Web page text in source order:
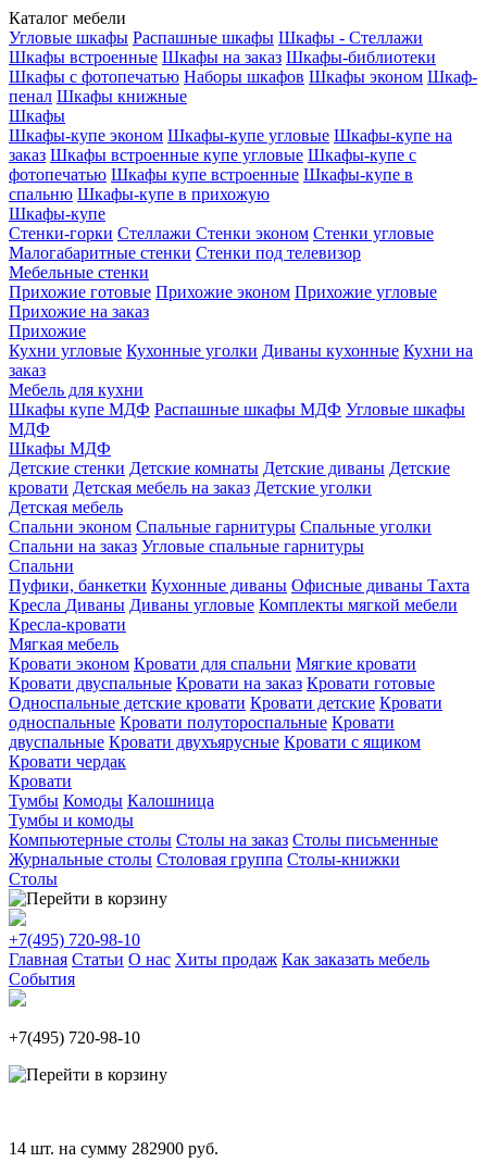
Каталог мебели
Угловые шкафы Распашные шкафы Шкафы - Стеллажи
Шкафы встроенные Шкафы на заказ Шкафы-библиотеки
Шкафы с фотопечатью Наборы шкафов Шкафы эконом Шкаф-
пенал Шкафы книжные
Шкафы
Шкафы-купе эконом Шкафы-купе угловые Шкафы-купе на
заказ Шкафы встроенные купе угловые Шкафы-купе с
фотопечатью Шкафы купе встроенные Шкафы-купе в
спальню Шкафы-купе в прихожую
Шкафы-купе
Стенки-горки Стеллажи Стенки эконом Стенки угловые
Малогабаритные стенки Стенки под телевизор
Мебельные стенки
Прихожие готовые Прихожие эконом Прихожие угловые
Прихожие на заказ
Прихожие
Кухни угловые Кухонные уголки Диваны кухонные Кухни на
заказ
Мебель для кухни
Шкафы купе МДФ Распашные шкафы МДФ Угловые шкафы
МДФ
Шкафы МДФ
Детские стенки Детские комнаты Детские диваны Детские
кровати Детская мебель на заказ Детские уголки
Детская мебель
Спальни эконом Спальные гарнитуры Спальные уголки
Спальни на заказ Угловые спальные гарнитуры
Спальни
Пуфики, банкетки Кухонные диваны Офисные диваны Тахта
Кресла Диваны Диваны угловые Комплекты мягкой мебели
Кресла-кровати
Мягкая мебель
Кровати эконом Кровати для спальни Мягкие кровати
Кровати двуспальные Кровати на заказ Кровати готовые
Односпальные детские кровати Кровати детские Кровати
односпальные Кровати полутороспальные Кровати
двуспальные Кровати двухъярусные Кровати с ящиком
Кровати чердак
Кровати
Тумбы Комоды Калошница
Тумбы и комоды
Компьютерные столы Столы на заказ Столы письменные
Журнальные столы Столовая группа Столы-книжки
Столы
+7(495) 720-98-10
Главная Статьи О нас Хиты продаж Как заказать мебель
События
+7(495) 720-98-10
14 шт. на сумму 282900 руб.